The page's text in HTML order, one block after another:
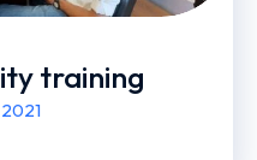
training
2021